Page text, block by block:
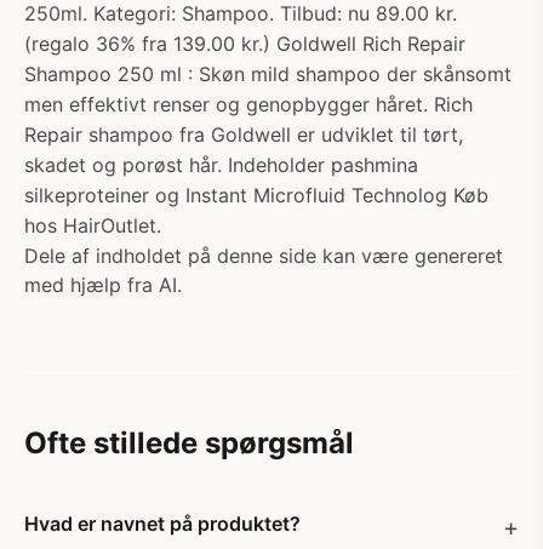
250ml. Kategori: Shampoo. Tilbud: nu 89.00 kr.
(regalo 36% fra 139.00 kr.) Goldwell Rich Repair
Shampoo 250 ml : Skøn mild shampoo der skånsomt
men effektivt renser og genopbygger håret. Rich
Repair shampoo fra Goldwell er udviklet til tørt,
skadet og porøst hår. Indeholder pashmina
silkeproteiner og Instant Microfluid Technolog Køb
hos HairOutlet.
Dele af indholdet på denne side kan være genereret
med hjælp fra AI.
Ofte stillede spørgsmål
Hvad er navnet på produktet?